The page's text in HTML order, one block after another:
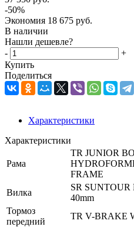
-50%
Экономия 18 675 руб.
В наличии
Нашли дешевле?
-
+
Купить
Поделиться
Характеристики
Характеристики
Рама
TR JUNIOR
FRAME
Вилка
SR
40mm
Тормоз
передний
TR V-BRAKE